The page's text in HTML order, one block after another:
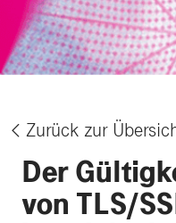
% Zurück zur
Der
von TLS/